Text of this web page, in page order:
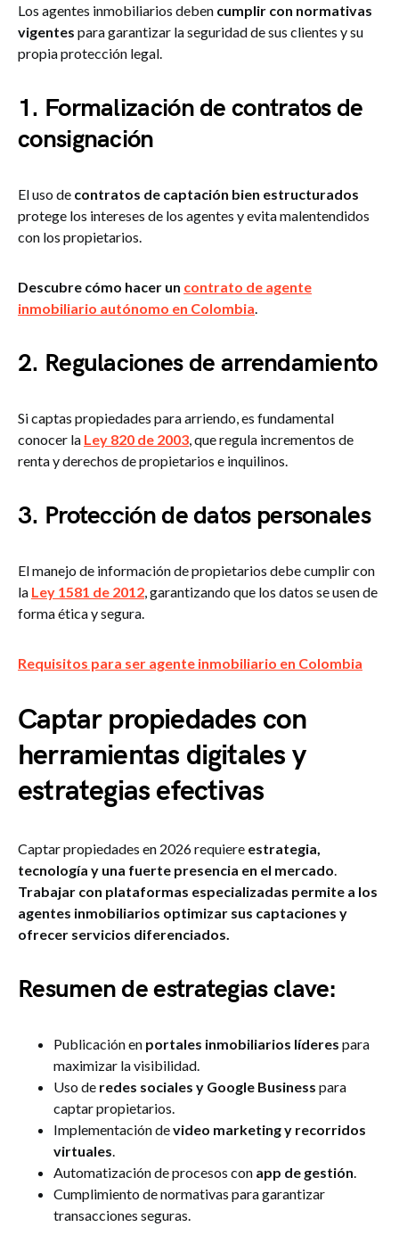
Los agentes inmobiliarios deben cumplir con normativas
vigentes para garantizar la seguridad de sus clientes y su
propia protección legal.
1. Formalización de contratos de
consignación
El uso de contratos de captación bien estructurados
protege los intereses de los agentes y evita malentendidos
con los propietarios​.
Descubre cómo hacer un contrato de agente
inmobiliario autónomo en Colombia.
2. Regulaciones de arrendamiento
Si captas propiedades para arriendo, es fundamental
conocer la Ley 820 de 2003, que regula incrementos de
renta y derechos de propietarios e inquilinos.
3. Protección de datos personales
El manejo de información de propietarios debe cumplir con
la Ley 1581 de 2012, garantizando que los datos se usen de
forma ética y segura​.
Requisitos para ser agente inmobiliario en Colombia
Captar propiedades con
herramientas digitales y
estrategias efectivas
Captar propiedades en 2026 requiere estrategia,
tecnología y una fuerte presencia en el mercado.
Trabajar con plataformas especializadas permite a los
agentes inmobiliarios optimizar sus captaciones y
ofrecer servicios diferenciados.
Resumen de estrategias clave:
Publicación en portales inmobiliarios líderes para
maximizar la visibilidad.
Uso de redes sociales y Google Business para
captar propietarios.
Implementación devideo marketing y recorridos
virtuales.
Automatización de procesos con app de gestión.
Cumplimiento de normativas para garantizar
transacciones seguras.